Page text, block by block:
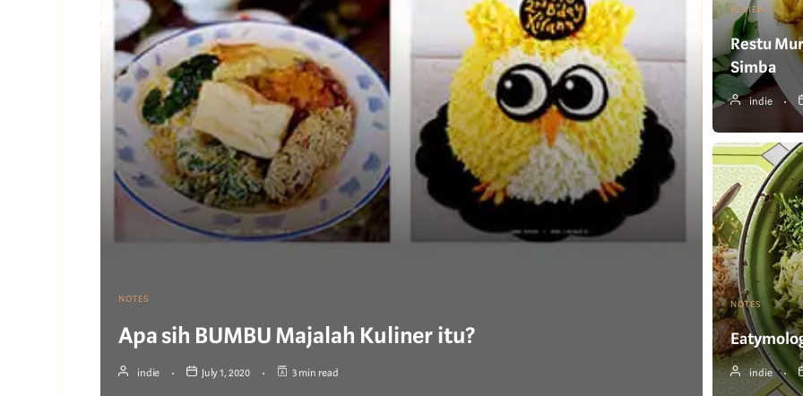
NOTES
Apa sih BUMBU Majalah Kuliner itu?
indie July 1, 2020 3 min read
REVIEW
Restu
Simba
indie
NOTES
indie